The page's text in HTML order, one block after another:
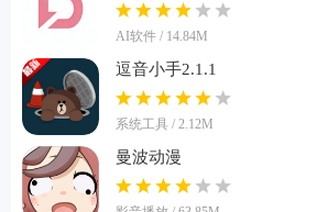
AI软件 / 14.84M
逗音小手2.1.1
系统工具 / 2.12M
曼波动漫